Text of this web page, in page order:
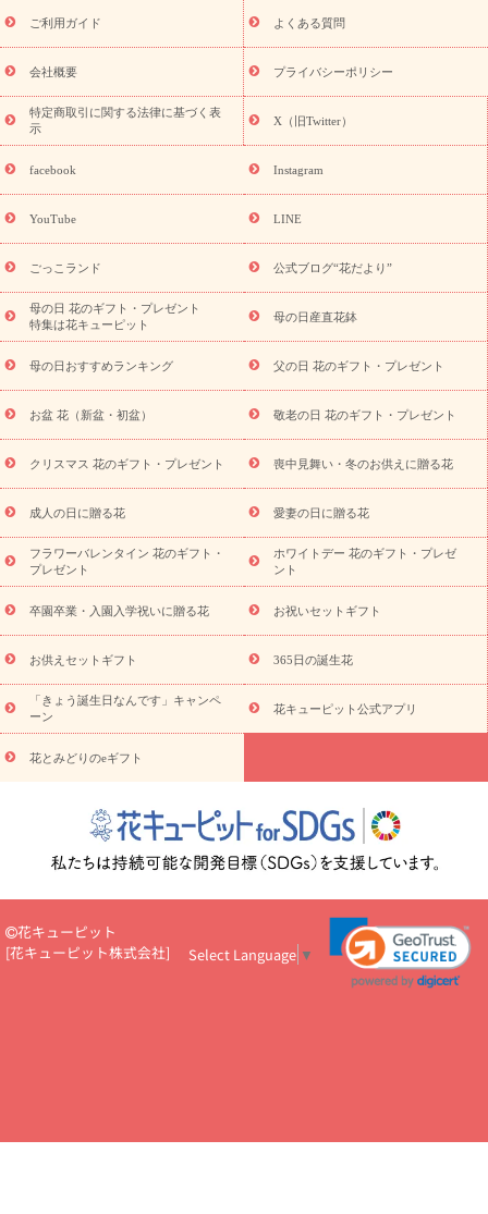
敬老の日におくる花ギフト・プレゼント特集
花ギフト・プレゼント特集
敬老の日 花のおすすめランキング
敬
老の日 花鉢植えのギフト・プレゼント特集
敬老の日 花とセットギ
フト・プレゼント特集
敬老の日の花 全てのギフト一覧
キャン
ペーン
映画『ウォーターガーディアンズ』コラボキャンペーン
「きょう誕生日なんです」キャンペーン
誕生日の花を探す
誕生日フラワーギフト 誕生日フラワーギフト特集
9月の誕生花(リンドウ)
ら探す
お祝いの花特集 当日配達特急便 お祝い商品一覧
念日
結婚祝い 出産祝い 退院祝い・快気祝い
寿祝い
プチギフト ペットのお祝いフラワー
供え・お悔やみ商品一覧
お供え・お悔やみの花
四十九日法要以
降に贈る花
通夜・葬儀に贈る花
お供え お花とセットギフト
お供え プリザーブドフラワー
ペットのお供えフラワー
お盆（新
盆・初盆）
その他 お祝い返し お見舞い
お取り寄せギフト
ビジネス用
ご自宅用 観葉植物 ミディ胡蝶蘭
プリザーブ
ドフラワー
スタイルから探す アレンジメント 花束
スタ
ンド花
お祝い お供え・お悔やみ 胡蝶蘭 胡蝶蘭・花鉢
ディ胡蝶蘭・お祝い
ミディ胡蝶蘭・お供え
世界初の青色胡蝶蘭
観葉植物
観葉植物 産直多肉植物
プリザーブドフラワー
お祝い
お供え・お悔やみ 花とセットギフト
セミオーダー
プチギフト（hanamore -ハナモア-）
花とみどりのeギフト
キューピットのeGfit
カラー ピンク イエローオレンジ
レッ
ド
お花の種類 トルコキキョウ
お祝い お祝い・3000円～ お祝い・4000円～
お祝い・
5000円～
お祝い・7000円～ お祝い・ 10000円～
お供え・お
悔やみ
円～
お供え・お悔やみ・
読み物
いのマナー
定年退職祝いのマナー
お祝いを贈るときのマナー・
花キューピットのお祝いコラム一覧
誕生日のお花を「色
彩心理学」で選ぶ方法
結婚祝いの予算相場
出産祝いお役立ち情
ール
新築引っ越し祝いコラム お祝い花のマナー総まとめ
職
場上司や先輩へ贈るお祝い花の正解は？
開店祝いの花 選び方ガイ
あり)
花キューピット×専門家
CO2排出量削減 / SDGsを考える
ご利用ガイド よくある質問
会社概要 プライバシーポリシー
特定商取引に関する法律に基づく表
示
X（旧Twitter）
facebook Instagram
YouTube LINE
ごっこランド 公式ブログ“花だより”
母の日 花のギフト・プレゼント
特集は花キューピット
母の日産直花鉢
母の日おすすめランキング 父の日 花のギフト・プレゼント
お盆 花（新盆・初盆） 敬老の日 花のギフト・プレゼント
クリスマス 花のギフト・プレゼント 喪中見舞い・冬のお供えに贈る花
成人の日に贈る花 愛妻の日に贈る花
フラワーバレンタイン 花のギフト・
プレゼント
ホワイトデー 花のギフト・プレゼ
ント
卒園卒業・入園入学祝いに贈る花 お祝いセットギフト
お供えセットギフト 365日の誕生花
「きょう誕生日なんです」キャンペ
ーン
花キューピット公式アプリ
花とみどりのeギフト
花キューピット
[花キューピット株式会社] Select Language ▼